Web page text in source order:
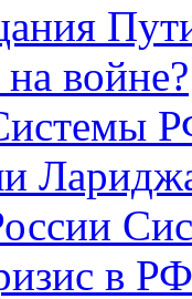
войне?
в РФ